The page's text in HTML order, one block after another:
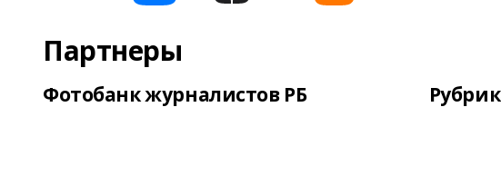
Партнеры
Фотобанк журналистов РБ